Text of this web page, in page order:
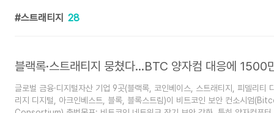
스트래티지 28
블랙록·스트래티지 뭉쳤다…BTC 양자컴 대응에 1500
글로벌 금융·디지털자산 기업 9곳(블랙록, 코인베이스, 스트래티지, 피델리티
리지 디지털, 아크인베스트, 블록, 블록스트림)이 비트코인 보안 컨소시엄